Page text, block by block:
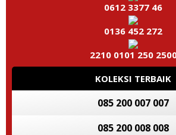
0612 3377 46
0136 452 272
2210 0101 250
KOLEKSI TERBAIK
085 200 007 007
085 200 008 008